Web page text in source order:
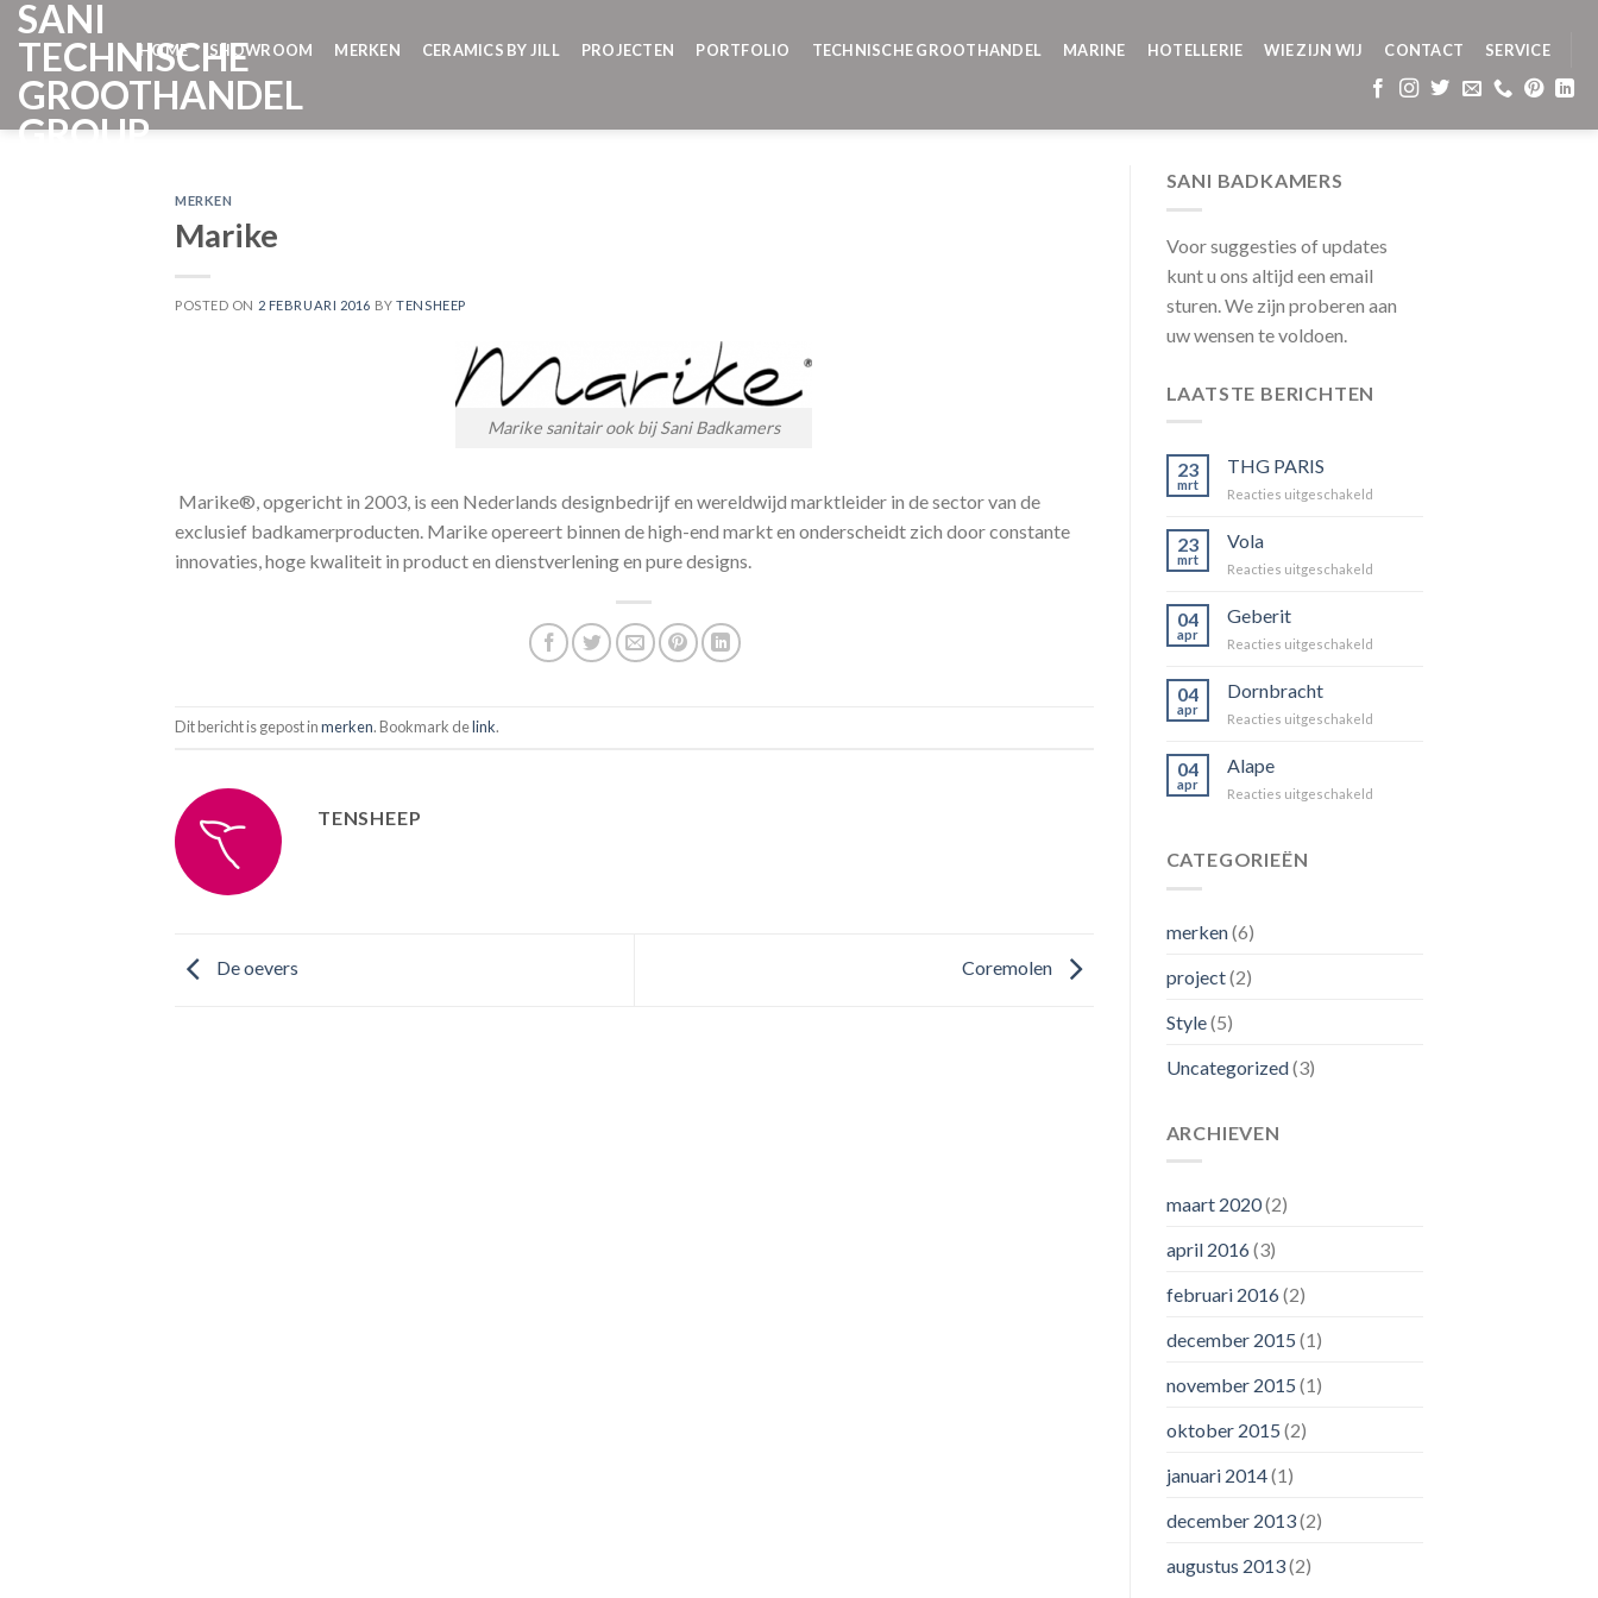
Skip
content
SANI
TECHNISCHE
GROOTHANDEL
GROUP
HOME SHOWROOM MERKEN CERAMICS BY JILL PROJECTEN PORTFOLIO TECHNISCHE GROOTHANDEL MARINE HOTELLERIE WIE ZIJN WIJ CONTACT SERVICE
MERKEN
Marike
POSTED ON 2 FEBRUARI 2016 BYTENSHEEP
Marike sanitair ook bij Sani Badkamers
Marike®, opgericht in 2003, is een Nederlands designbedrijf en wereldwijd marktleider in de sector van de
exclusief badkamerproducten. Marike opereert binnen de high-end markt en onderscheidt zich door constante
innovaties, hoge kwaliteit in product en dienstverlening en pure designs.
Dit bericht is gepost inmerken. Bookmark delink.
TENSHEEP
De oevers Coremolen
SANI BADKAMERS
Voor suggesties of updates
kunt u ons altijd een email
sturen. We zijn proberen aan
uw wensen te voldoen.
LAATSTE BERICHTEN
23
mrt
THG PARIS
Reacties uitgeschakeldvoor
23
mrt
Vola
Reacties uitgeschakeldvoor
04
apr
Geberit
Reacties uitgeschakeldvoor
04
apr
Dornbracht
Reacties uitgeschakeldvoor
04
apr
Alape
Reacties uitgeschakeldvoor
CATEGORIEËN
merken(6)
project(2)
Style(5)
Uncategorized(3)
ARCHIEVEN
maart 2020(2)
april 2016(3)
februari 2016(2)
december 2015 (1)
november 2015 (1)
oktober 2015 (2)
januari 2014(1)
december 2013(2)
augustus 2013(2)